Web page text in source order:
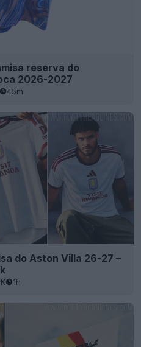
reserva do
2026-2027
45m
do Aston Villa 26-27 –
1h